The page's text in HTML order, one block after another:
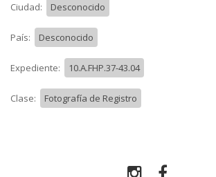
Ciudad: Desconocido
País: Desconocido
Expediente: 10.A.FHP.37-43.04
Clase: Fotografía de Registro